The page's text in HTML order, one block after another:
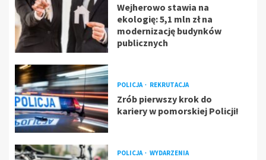
Wejherowo stawia na
ekologię: 5,1 mln zł na
modernizację budynków
publicznych
POLICJA REKRUTACJA
Zrób pierwszy krok do
kariery w pomorskiej Policji!
POLICJA WYDARZENIA